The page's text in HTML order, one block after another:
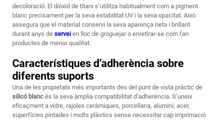
decoloració. El diòxid de titani s’utilitza habitualment com a pigment
blanc precisament per la seva estabilitat UV i la seva opacitat. Això
assegura que el material conservi la seva aparença neta i brillant
durant anys de servei en lloc de groguejar o enretirar-se com fan
productes de menor qualitat.
Característiques d’adherència sobre
diferents suports
Una de les propietats més importants des del punt de vista pràctic de
silicó blanc és la seva àmplia compatibilitat d’adherència. S’uneix
eficaçment a vidre, rajoles ceràmiques, porcellana, alumini, acer,
superfícies pintades i molts plàstics sense necessitar cap imprimació